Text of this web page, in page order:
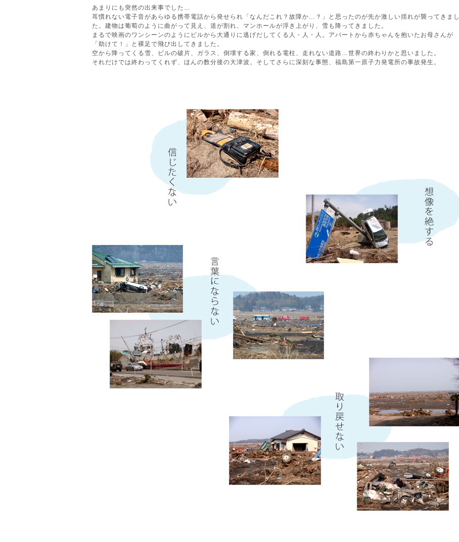
あまりにも突然の出来事でした…
耳慣れない電子音があらゆる携帯電話から発せられ「なんだこれ？故障か…？」と思ったのが先か激しい揺れが襲ってきまし
た。建物は葡萄のように曲がって見え、道が割れ、マンホールが浮き上がり、雪も降ってきました。
まるで映画のワンシーンのようにビルから大通りに逃げだしてくる人・人・人。アパートから赤ちゃんを抱いたお母さんが
「助けて！」と裸足で飛び出してきました。
空から降ってくる雪、ビルの破片、ガラス、倒壊する家、倒れる電柱、走れない道路…世界の終わりかと思いました。
それだけでは終わってくれず、ほんの数分後の大津波。そしてさらに深刻な事態、福島第一原子力発電所の事故発生。